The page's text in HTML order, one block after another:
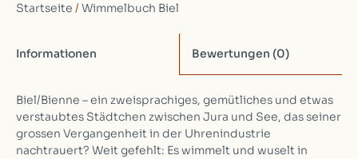
Startseite / Wimmelbuch Biel
Informationen Bewertungen (0)
Biel/Bienne – ein zweisprachiges, gemütliches und etwas
verstaubtes Städtchen zwischen Jura und See, das seiner
grossen Vergangenheit in der Uhrenindustrie
nachtrauert? Weit gefehlt: Es wimmelt und wuselt in